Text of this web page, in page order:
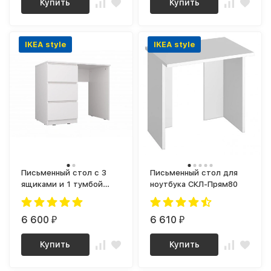
Купить Купить
IKEA style
Письменный стол с 3
ящиками и 1 тумбой
СП-03 СИТИ ЛДСП
Белый / корпус Белый
6 600₽
Купить
IKEA style
Письменный стол для
ноутбука СКЛ-Прям80
6 610₽
Купить